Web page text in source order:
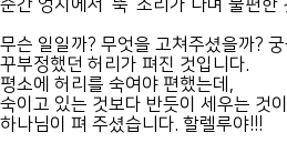
순간 엉치에서 ‘뚝’ 소리가 나며 불편
무슨 일일까? 무엇을 고쳐주셨을까?
꾸부정했던 허리가 펴진 것입니다.
평소에 허리를 숙여야 편했는데,
숙이고 있는 것보다 반듯이 세우는 것
하나님이 펴 주셨습니다. 할렐루야!!!